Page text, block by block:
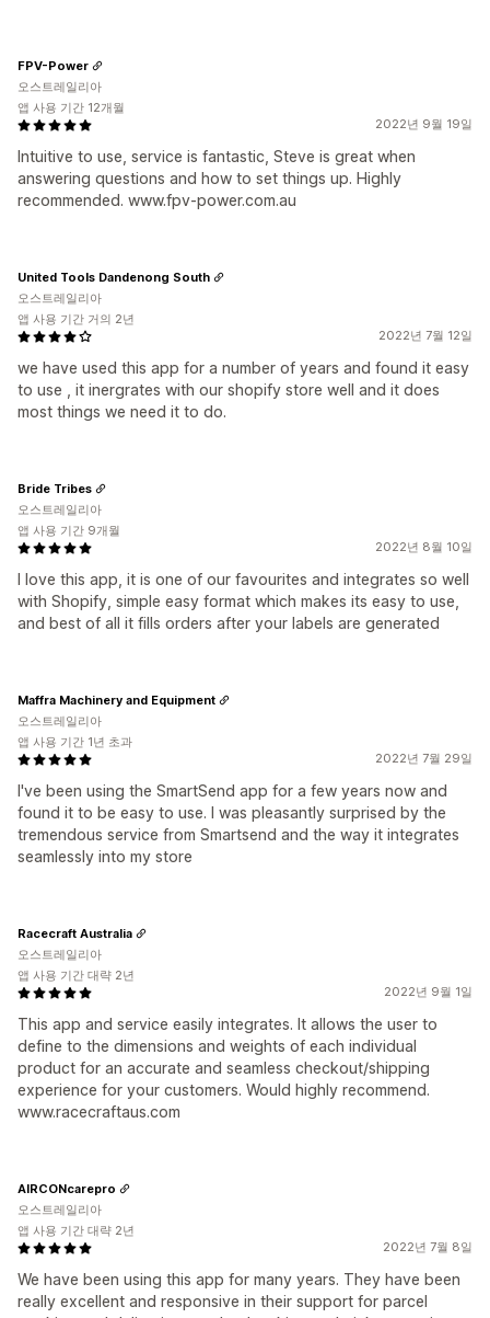
2022년 9월 19일
Intuitive to use, service is fantastic, Steve is great when
answering questions and how to set things up. Highly
recommended. www.fpv-power.com.au
FPV-Power
오스트레일리아
앱 사용 기간 12개월
2022년 7월 12일
we have used this app for a number of years and found it easy
to use , it inergrates with our shopify store well and it does
most things we need it to do.
United Tools Dandenong South
오스트레일리아
앱 사용 기간 거의 2년
2022년 8월 10일
I love this app, it is one of our favourites and integrates so well
with Shopify, simple easy format which makes its easy to use,
and best of all it fills orders after your labels are generated
Bride Tribes
오스트레일리아
앱 사용 기간 9개월
2022년 7월 29일
I've been using the SmartSend app for a few years now and
found it to be easy to use. I was pleasantly surprised by the
tremendous service from Smartsend and the way it integrates
seamlessly into my store
Maffra Machinery and Equipment
오스트레일리아
앱 사용 기간 1년 초과
2022년 9월 1일
This app and service easily integrates. It allows the user to
define to the dimensions and weights of each individual
product for an accurate and seamless checkout/shipping
experience for your customers. Would highly recommend.
www.racecraftaus.com
Racecraft Australia
오스트레일리아
앱 사용 기간 대략 2년
2022년 7월 8일
We have been using this app for many years. They have been
really excellent and responsive in their support for parcel
AIRCONcarepro
오스트레일리아
앱 사용 기간 대략 2년